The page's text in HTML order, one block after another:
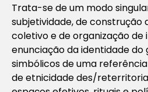
Trata-se de um modo
subjetividade, de construção
coletivo e de organização de
enunciação da identidade do
simbólicos de uma
de etnicidade des/